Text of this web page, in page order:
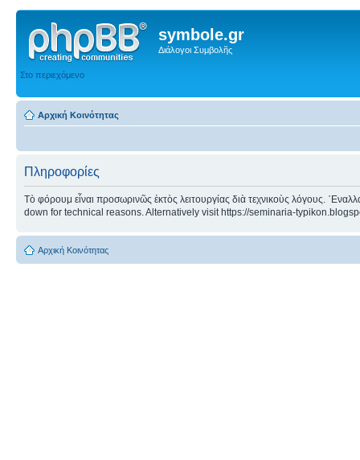
symbole.gr
Διάλογοι Συμβολῆς
Στο περιεχόμενο
Αρχική Κοινότητας
Πληροφορίες
Τὸ φόρουμ εἶναι προσωρινῶς ἐκτὸς λειτουργίας διὰ τεχνικοὺς λόγους.
down for technical reasons. Alternatively visit https://seminaria-
Αρχική Κοινότητας